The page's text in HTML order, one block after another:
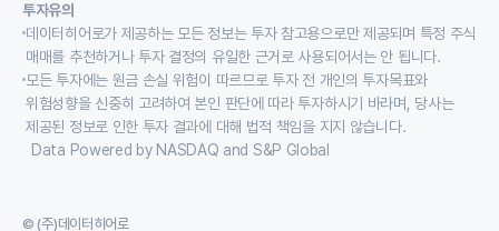
투자유의
데이터히어로가 제공하는 모든 정보는 투자 참고용으로만 제공되며 특정 주식
매매를 추천하거나 투자 결정의 유일한 근거로 사용되어서는 안 됩니다.
모든 투자에는 원금 손실 위험이 따르므로 투자 전 개인의 투자목표와
위험성향을 신중히 고려하여 본인 판단에 따라 투자하시기 바라며, 당사는
제공된 정보로 인한 투자 결과에 대해 법적 책임을 지지 않습니다.
Data Powered by NASDAQ and S&P Global
© (주)데이터히어로